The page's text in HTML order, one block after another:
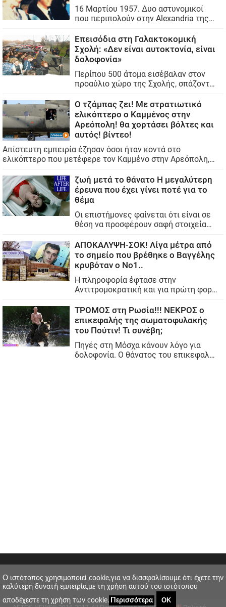
O ιστότοπος χρησιμοποιεί cookie,για να διασφαλίσουμε ότι έχετε την
καλύτερη δυνατή εμπειρία,με τη χρήση αυτού του ιστότοπου
αποδέχεστε τη χρήση των cookie.
Περισσότερα ΟΚ